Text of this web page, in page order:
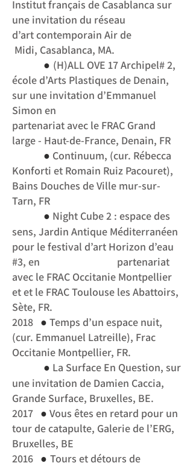
Institut français de Casablanca sur
une invitation du réseau
d’artcontemporain Air de
Midi, Casablanca, MA.
● (H)ALL OVE 17 Archipel# 2,
école d’Arts Plastiques de Denain,
sur une invitation d’Emmanuel
Simon en
partenariat avec le FRAC Grand
large - Haut-de-France, Denain, FR
● Continuum, (cur. Rébecca
Konforti et Romain Ruiz Pacouret),
Bains Douches de Ville mur-sur-
Tarn, FR
● Night Cube 2 : espace des
sens, Jardin Antique Méditerranéen
pour le festival d’art Horizon d’eau
#3, en partenariat
avec le FRAC Occitanie Montpellier
et et le FRACToulouse les Abattoirs,
Sète, FR.
2018 ● Temps d’un espace nuit,
(cur. Emmanuel Latreille), Frac
Occitanie Montpellier, FR.
● La Surface En Question, sur
une invitation de Damien Caccia,
Grande Surface, Bruxelles, BE.
2017 ● Vous êtes en retard pour un
tour de catapulte, Galerie de l’ERG,
Bruxelles, BE
2016 ● Tours et détours de